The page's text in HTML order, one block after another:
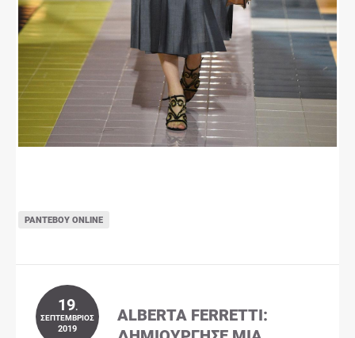
ΡΑΝΤΕΒΟΎ ONLINE
19.
ΣΕΠΤΈΜΒΡΙΟΣ
2019
ALBERTA FERRETTI: